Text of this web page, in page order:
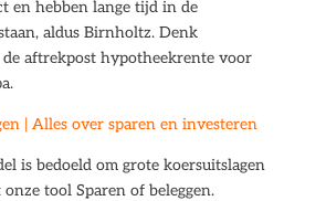
en hebben lange tijd in de
aldus Birnholtz. Denk
aftrekpost hypotheekrente voor
| Alles over sparen en investeren
is bedoeld om grote koersuitslagen
tool Sparen of beleggen.